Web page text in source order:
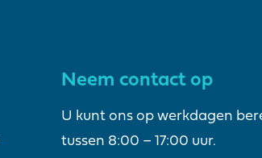
Neem contact op
U kunt ons op werkdagen
tussen 8:00 – 17:00 uur.